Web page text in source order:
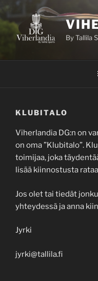
Siirry
sisältöön
By Tallila
KLUBITALO
Viherlandia DG:n on
on oma ”Klubitalo”.
toimijaa, joka
lisää kiinnostusta
Jos olet tai tiedät
yhteydessä ja anna
Jyrki
jyrki@tallila.fi